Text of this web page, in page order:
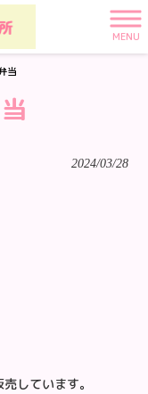
MENU
当
2024/03/28
しています。